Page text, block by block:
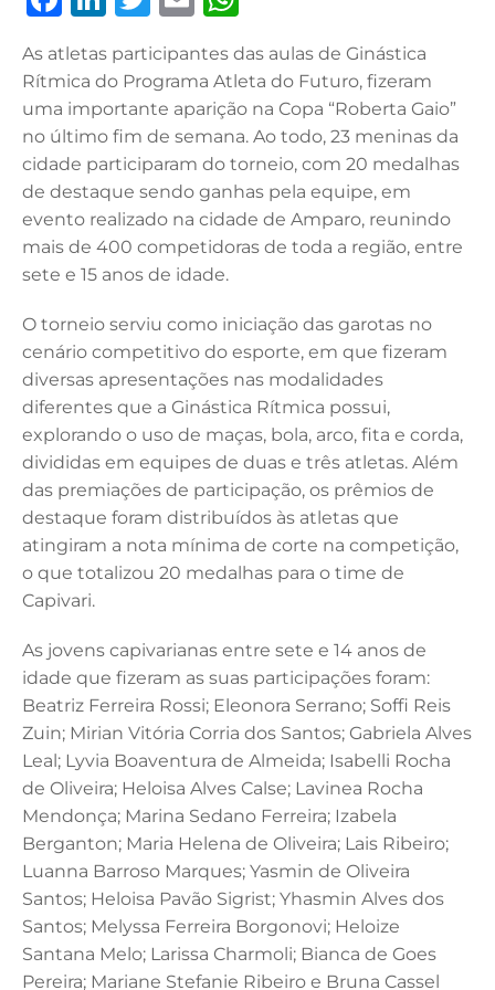
c
e
b
o
o
k
k
e
dI
n
it
te
r
ai
l
at
s
A
p
p
As atletas participantes das aulas de Ginástica
Rítmica do Programa Atleta do Futuro, fizeram
uma importante aparição na Copa “Roberta Gaio”
no último fim de semana. Ao todo, 23 meninas da
cidade participaram do torneio, com 20 medalhas
de destaque sendo ganhas pela equipe, em
evento realizado na cidade de Amparo, reunindo
mais de 400 competidoras de toda a região, entre
sete e 15 anos de idade.
O torneio serviu como iniciação das garotas no
cenário competitivo do esporte, em que fizeram
diversas apresentações nas modalidades
diferentes que a Ginástica Rítmica possui,
explorando o uso de maças, bola, arco, fita e corda,
divididas em equipes de duas e três atletas. Além
das premiações de participação, os prêmios de
destaque foram distribuídos às atletas que
atingiram a nota mínima de corte na competição,
o que totalizou 20 medalhas para o time de
Capivari.
As jovens capivarianas entre sete e 14 anos de
idade que fizeram as suas participações foram:
Beatriz Ferreira Rossi; Eleonora Serrano; Soffi Reis
Zuin; Mirian Vitória Corria dos Santos; Gabriela Alves
Leal; Lyvia Boaventura de Almeida; Isabelli Rocha
de Oliveira; Heloisa Alves Calse; Lavinea Rocha
Mendonça; Marina Sedano Ferreira; Izabela
Berganton; Maria Helena de Oliveira; Lais Ribeiro;
Luanna Barroso Marques; Yasmin de Oliveira
Santos; Heloisa Pavão Sigrist; Yhasmin Alves dos
Santos; Melyssa Ferreira Borgonovi; Heloize
Santana Melo; Larissa Charmoli; Bianca de Goes
Pereira; Mariane Stefanie Ribeiro e Bruna Cassel